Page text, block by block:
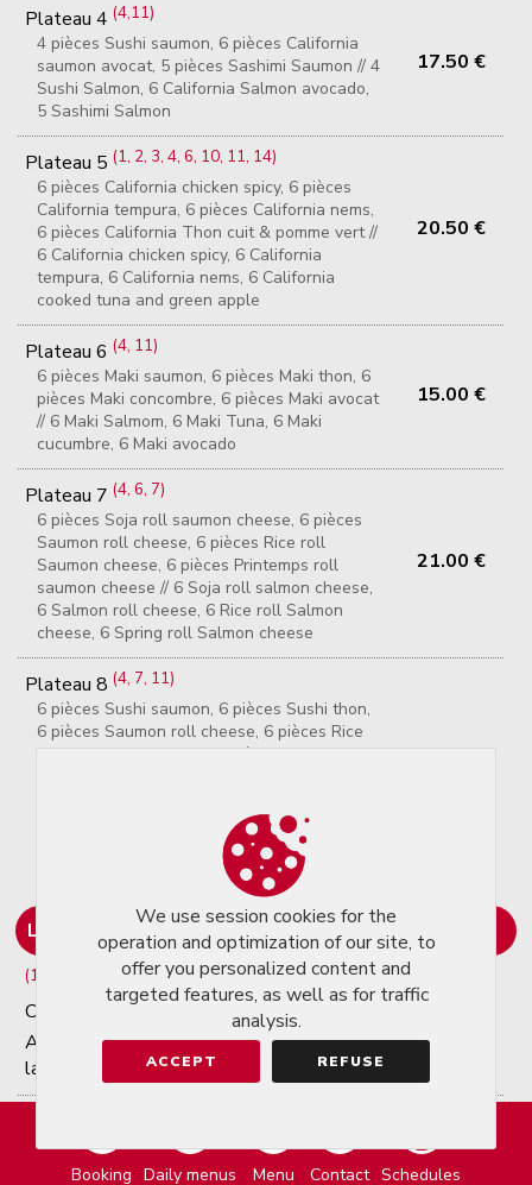
Booking Daily menus Menu Contact Schedules
Plateau 4(4,11)
4 pièces Sushi saumon, 6 pièces California
saumon avocat, 5 pièces Sashimi Saumon // 4
Sushi Salmon, 6 California Salmon avocado,
5 Sashimi Salmon
17.50 €
Plateau 5(1, 2, 3, 4, 6, 10, 11, 14)
6 pièces California chicken spicy, 6 pièces
California tempura, 6 pièces California nems,
6 pièces California Thon cuit & pomme vert //
6 California chicken spicy, 6 California
tempura, 6 California nems, 6 California
cooked tuna and green apple
20.50 €
Plateau 6(4, 11)
6 pièces Maki saumon, 6 pièces Maki thon, 6
pièces Maki concombre, 6 pièces Maki avocat
// 6 Maki Salmom, 6 Maki Tuna, 6 Maki
cucumbre, 6 Maki avocado
15.00 €
Plateau 7(4, 6, 7)
6 pièces Soja roll saumon cheese, 6 pièces
Saumon roll cheese, 6 pièces Rice roll
Saumon cheese, 6 pièces Printemps roll
saumon cheese // 6 Soja roll salmon cheese,
6 Salmon roll cheese, 6 Rice roll Salmon
cheese, 6 Spring roll Salmon cheese
21.00 €
Plateau 8(4, 7, 11)
6 pièces Sushi saumon, 6 pièces Sushi thon,
6 pièces Saumon roll cheese, 6 pièces Rice
roll concombre cheese, 6 pièces Printemps
Salmon roll cheese, 6 Rice roll cucumbre
cheese, 6 Spring roll tuna avocado, 6
California slamon acocado
Liste des 14 allergènes
(1) Céréales contenant du gluten,(2)
Crustacés, (3)Œuf, (4) Poisson, (5)
Arachides,(6)Soja,(7)Lait (y compris le
lactose)
(11)Graines de sésame,(12)Anhydride
(13) (14)
We use session cookies for the
operation and optimization of our site, to
offer you personalized content and
targeted features, as well as for traffic
analysis.
ACCEPT REFUSE